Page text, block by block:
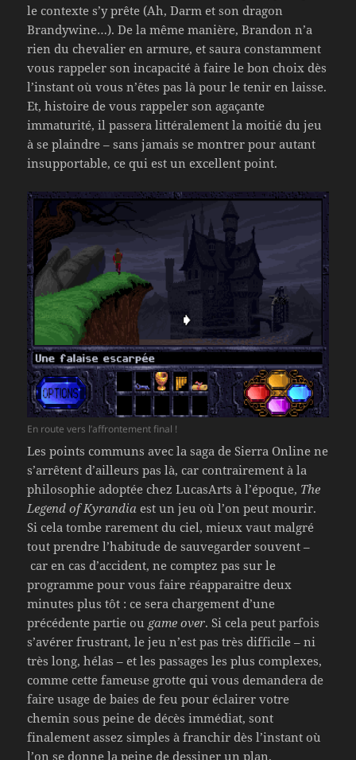
le contexte s’y prête (Ah, Darm et son dragon
Brandywine…). De la même manière, Brandon n’a
rien du chevalier en armure, et saura constamment
vous rappeler son incapacité à faire le bon choix dès
l’instant où vous n’êtes pas là pour le tenir en laisse.
Et, histoire de vous rappeler son agaçante
immaturité, il passera littéralement la moitié du jeu
à se plaindre – sans jamais se montrer pour autant
insupportable, ce qui est un excellent point.
En route vers l’affrontement final !
Les points communs avec la saga de Sierra Online ne
s’arrêtent d’ailleurs pas là, car contrairement à la
philosophie adoptée chez LucasArts à l’époque, The
Legend of Kyrandia est un jeu où l’on peut mourir.
Si cela tombe rarement du ciel, mieux vaut malgré
tout prendre l’habitude de sauvegarder souvent –
car en cas d’accident, ne comptez pas sur le
programme pour vous faire réapparaitre deux
minutes plus tôt : ce sera chargement d’une
précédente partie ou game over. Si cela peut parfois
s’avérer frustrant, le jeu n’est pas très difficile – ni
très long, hélas – et les passages les plus complexes,
comme cette fameuse grotte qui vous demandera de
faire usage de baies de feu pour éclairer votre
chemin sous peine de décès immédiat, sont
finalement assez simples à franchir dès l’instant où
l’on se donne la peine de dessiner un plan.